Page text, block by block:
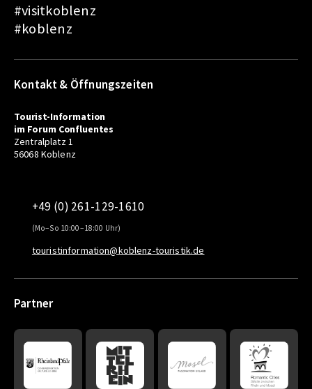
#visitkoblenz
#koblenz
Kontakt & Öffnungszeiten
Tourist-Information
im Forum Confluentes
Zentralplatz 1
56068 Koblenz
+49 (0) 261-129-1610
(Mo–So 10:00–18:00 Uhr)
touristinformation@koblenz-touristik.de
Partner